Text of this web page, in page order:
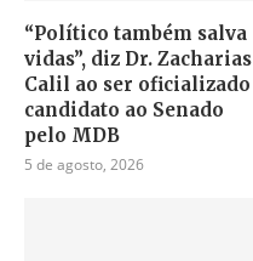
“Político também salva
vidas”, diz Dr. Zacharias
Calil ao ser oficializado
candidato ao Senado
pelo MDB
5 de agosto, 2026